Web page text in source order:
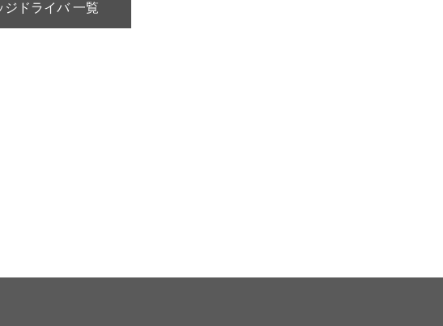
ジドライバ 一覧